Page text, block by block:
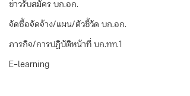
ข่าวรับสมัคร บก.อก.
จัดซื้อจัดจ้าง/แผน/ตัวชี้วัด บก.อก.
ภารกิจ/การปฏิบัติหน้าที่ บก.ทท.1
E-learning